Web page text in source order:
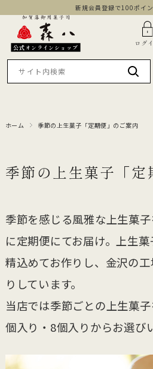
新規会員登録で100ポイ
公式オンラインショップ ログ
ホーム 季節の上生菓子「定期便」のご案内
季節の上生菓子「定
季節を感じる風雅な上生菓
に定期便にてお届け。上生
精込めてお作りし、金沢の
りしています。
当店では季節ごとの上生菓
個入り・8個入りからお選び